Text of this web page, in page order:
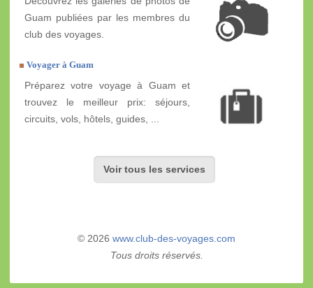
Guam publiées par les membres du
club des voyages.
Voyager à Guam
Préparez votre voyage à Guam et
trouvez le meilleur prix: séjours,
circuits, vols, hôtels, guides, ...
Voir tous les services
© 2026 www.club-des-voyages.com
Tous droits réservés.